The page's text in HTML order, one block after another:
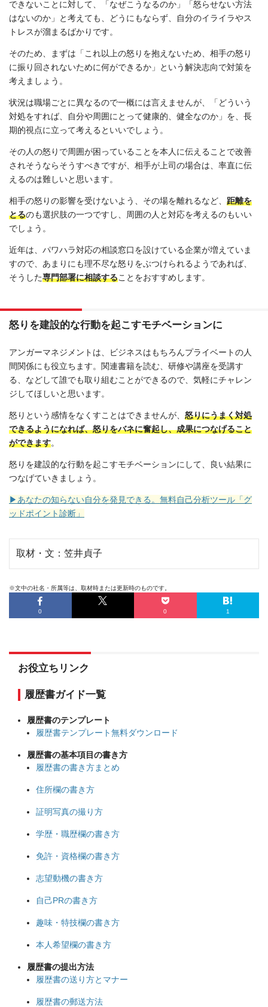
できないことに対して、「なぜこうなるのか」「怒らせない方法
はないのか」と考えても、どうにもならず、自分のイライラやス
トレスが溜まるばかりです。
そのため、まずは「これ以上の怒りを抱えないため、相手の怒り
に振り回されないために何ができるか」という解決志向で対策を
考えましょう。
状況は職場ごとに異なるので一概には言えませんが、「どういう
対処をすれば、自分や周囲にとって健康的、健全なのか」を、長
期的視点に立って考えるといいでしょう。
その人の怒りで周囲が困っていることを本人に伝えることで改善
されそうならそうすべきですが、相手が上司の場合は、率直に伝
えるのは難しいと思います。
相手の怒りの影響を受けないよう、その場を離れるなど、 距離を
とるのも選択肢の一つですし、周囲の人と対応を考えるのもいい
でしょう。
近年は、パワハラ対応の相談窓口を設けている企業が増えていま
すので、あまりにも理不尽な怒りをぶつけられるようであれば、
そうした専門部署に相談することをおすすめします。
怒りを建設的な行動を起こすモチベーションに
アンガーマネジメントは、ビジネスはもちろんプライベートの人
間関係にも役立ちます。関連書籍を読む、研修や講座を受講す
る、などして誰でも取り組むことができるので、気軽にチャレン
ジしてほしいと思います。
怒りという感情をなくすことはできませんが、 怒りにうまく対処
できるようになれば、怒りをバネに奮起し、成果につなげること
ができます。
怒りを建設的な行動を起こすモチベーションにして、良い結果に
つなげていきましょう。
▶あなたの知らない自分を発見できる。無料自己分析ツール「グ
ッドポイント診断」
取材・文：笠井貞子
※文中の社名・所属等は、取材時または更新時のものです。
0 0 1
お役立ちリンク
履歴書ガイド一覧
履歴書のテンプレート
履歴書テンプレート無料ダウンロード
履歴書の基本項目の書き方
履歴書の書き方まとめ
住所欄の書き方
証明写真の撮り方
学歴・職歴欄の書き方
免許・資格欄の書き方
志望動機の書き方
自己PRの書き方
趣味・特技欄の書き方
本人希望欄の書き方
履歴書の提出方法
履歴書の送り方とマナー
履歴書の郵送方法